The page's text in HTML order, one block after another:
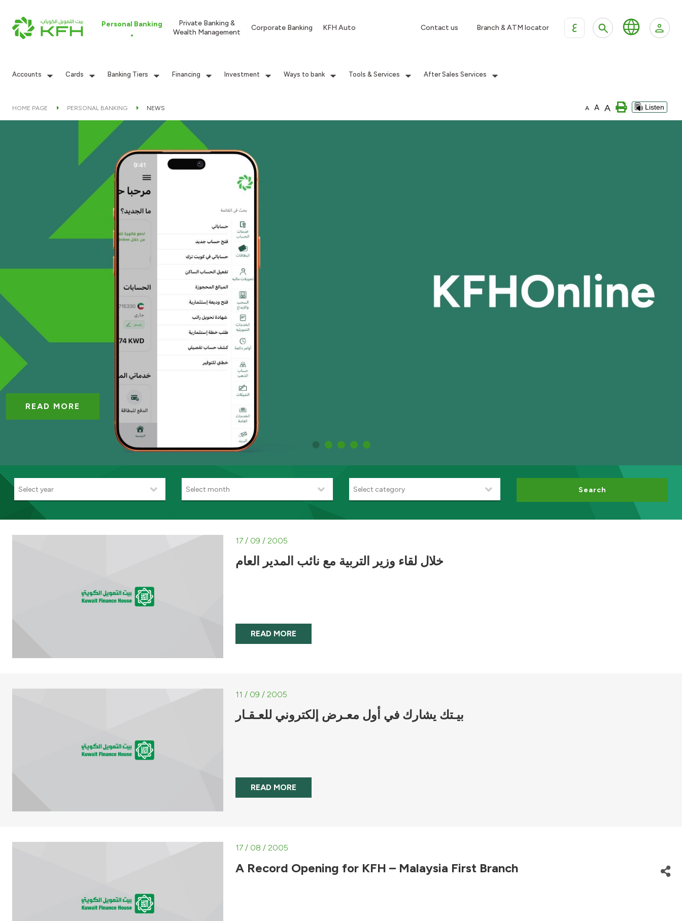
Personal Banking
Private Banking &
Wealth Management
Corporate Banking KFH Auto Contact us Branch & ATM locator ع
Accounts Cards Banking Tiers Financing Investment Ways to bank Tools & Services After Sales Services
HOME PAGE PERSONAL BANKING NEWS A A A Listen
READ MORE
Select year Select month Select category Search
17 / 09 / 2005
خلال لقاء وزير التربية مع نائب المدير العام
READ MORE
11 / 09 / 2005
بيـتك يشارك في أول معـرض إلكتروني للعـقـار
READ MORE
17 / 08 / 2005
A Record Opening for KFH – Malaysia First Branch